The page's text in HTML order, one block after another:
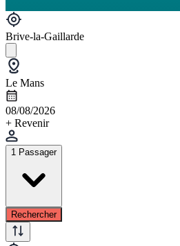
Brive-la-Gaillarde
Le Mans
08/08/2026
+ Revenir
1 Passager
Rechercher